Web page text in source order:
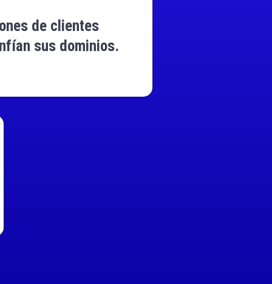
de clientes
sus dominios.